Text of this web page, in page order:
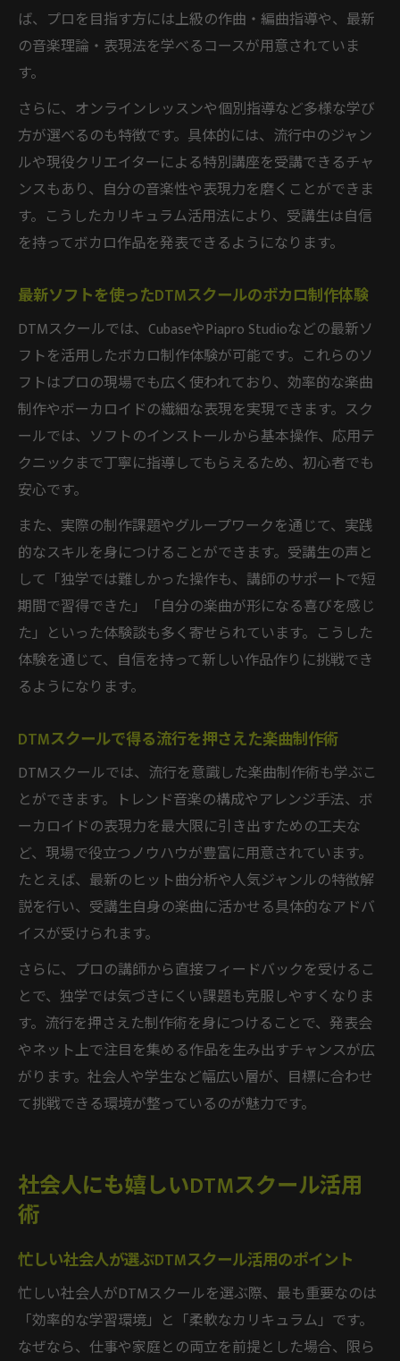
ば、プロを目指す方には上級の作曲・編曲指導や、最新
の音楽理論・表現法を学べるコースが用意されていま
す。
さらに、オンラインレッスンや個別指導など多様な学び
方が選べるのも特徴です。具体的には、流行中のジャン
ルや現役クリエイターによる特別講座を受講できるチャ
ンスもあり、自分の音楽性や表現力を磨くことができま
す。こうしたカリキュラム活用法により、受講生は自信
を持ってボカロ作品を発表できるようになります。
最新ソフトを使ったDTMスクールのボカロ制作体験
DTMスクールでは、CubaseやPiapro Studioなどの最新ソ
フトを活用したボカロ制作体験が可能です。これらのソ
フトはプロの現場でも広く使われており、効率的な楽曲
制作やボーカロイドの繊細な表現を実現できます。スク
ールでは、ソフトのインストールから基本操作、応用テ
クニックまで丁寧に指導してもらえるため、初心者でも
安心です。
また、実際の制作課題やグループワークを通じて、実践
的なスキルを身につけることができます。受講生の声と
して「独学では難しかった操作も、講師のサポートで短
期間で習得できた」「自分の楽曲が形になる喜びを感じ
た」といった体験談も多く寄せられています。こうした
体験を通じて、自信を持って新しい作品作りに挑戦でき
るようになります。
DTMスクールで得る流行を押さえた楽曲制作術
DTMスクールでは、流行を意識した楽曲制作術も学ぶこ
とができます。トレンド音楽の構成やアレンジ手法、ボ
ーカロイドの表現力を最大限に引き出すための工夫な
ど、現場で役立つノウハウが豊富に用意されています。
たとえば、最新のヒット曲分析や人気ジャンルの特徴解
説を行い、受講生自身の楽曲に活かせる具体的なアドバ
イスが受けられます。
さらに、プロの講師から直接フィードバックを受けるこ
とで、独学では気づきにくい課題も克服しやすくなりま
す。流行を押さえた制作術を身につけることで、発表会
やネット上で注目を集める作品を生み出すチャンスが広
がります。社会人や学生など幅広い層が、目標に合わせ
て挑戦できる環境が整っているのが魅力です。
社会人にも嬉しいDTMスクール活用
術
忙しい社会人が選ぶDTMスクール活用のポイント
忙しい社会人がDTMスクールを選ぶ際、最も重要なのは
「効率的な学習環境」と「柔軟なカリキュラム」です。
なぜなら、仕事や家庭との両立を前提とした場合、限ら